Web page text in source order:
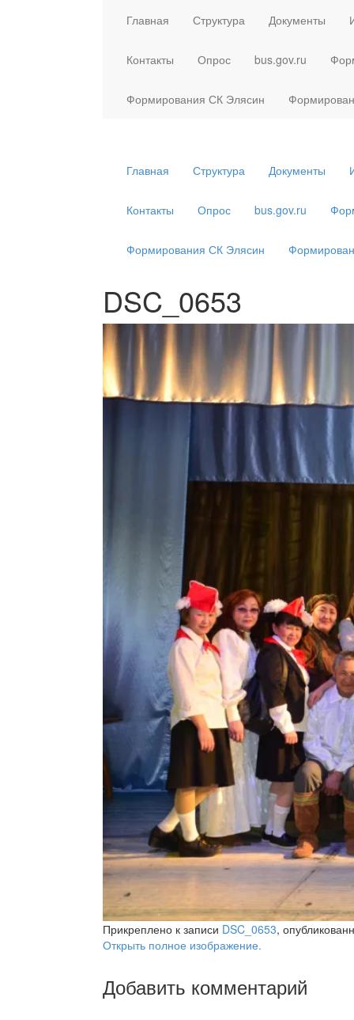
Главная Структура Документы
Контакты Опрос bus.gov.ru
Формирования СК Элясин
Главная Структура Документы
Контакты Опрос bus.gov.ru
Формирования СК Элясин
DSC_0653
Прикреплено к записи DSC_0653,
Открыть полное изображение.
Добавить комментарий